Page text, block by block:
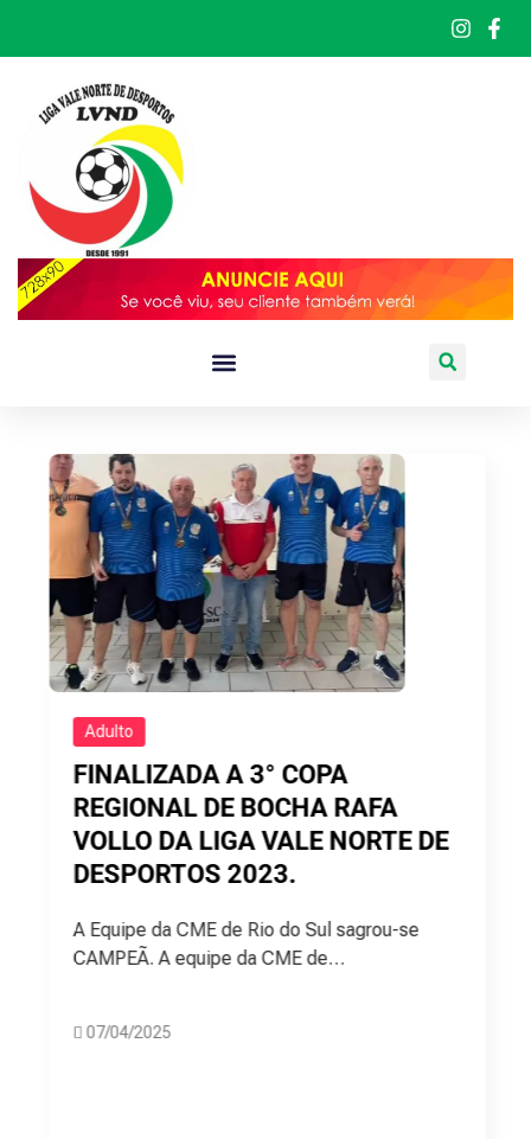
Adulto
FINALIZADA A 3° COPA
REGIONAL DE BOCHA RAFA
VOLLO DA LIGA VALE NORTE DE
DESPORTOS 2023.
07/04/2025
A Equipe da CME de Rio do Sul sagrou-se
CAMPEÃ. A equipe da CME de…